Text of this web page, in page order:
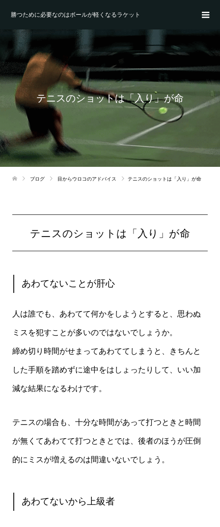
勝つために必要なのはボールが軽くなるラケット
テニスのショットは「入り」が命
ブログ 目からウロコのアドバイス テニスのショットは「入り」が命
テニスのショットは「入り」が命
あわてないことが肝心
人は誰でも、あわてて何かをしようとすると、思わぬ
ミスを犯すことが多いのではないでしょうか。
締め切り時間がせまってあわててしまうと、きちんと
した手順を踏めずに途中をはしょったりして、いい加
減な結果になるわけです。
テニスの場合も、十分な時間があって打つときと時間
が無くてあわてて打つときとでは、後者のほうが圧倒
的にミスが増えるのは間違いないでしょう。
あわてないから上級者